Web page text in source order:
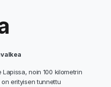
noin 100 kilometrin
erityisen tunnettu